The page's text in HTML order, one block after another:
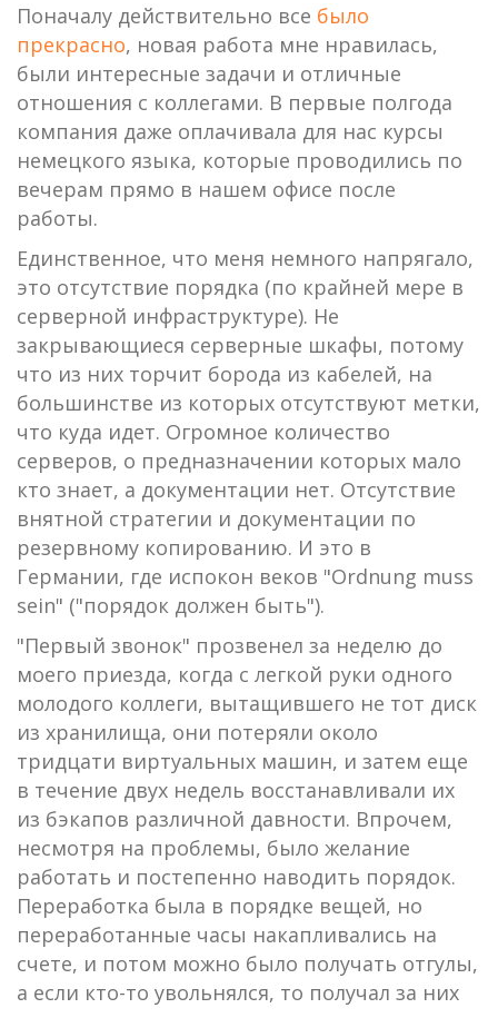
Поначалу действительно все было
прекрасно, новая работа мне нравилась,
были интересные задачи и отличные
отношения с коллегами. В первые полгода
компания даже оплачивала для нас курсы
немецкого языка, которые проводились по
вечерам прямо в нашем офисе после
работы.
Единственное, что меня немного напрягало,
это отсутствие порядка (по крайней мере в
серверной инфраструктуре). Не
закрывающиеся серверные шкафы, потому
что из них торчит борода из кабелей, на
большинстве из которых отсутствуют метки,
что куда идет. Огромное количество
серверов, о предназначении которых мало
кто знает, а документации нет. Отсутствие
внятной стратегии и документации по
резервному копированию. И это в
Германии, где испокон веков "Ordnung muss
sein" ("порядок должен быть").
"Первый звонок" прозвенел за неделю до
моего приезда, когда с легкой руки одного
молодого коллеги, вытащившего не тот диск
из хранилища, они потеряли около
тридцати виртуальных машин, и затем еще
в течение двух недель восстанавливали их
из бэкапов различной давности. Впрочем,
несмотря на проблемы, было желание
работать и постепенно наводить порядок.
Переработка была в порядке вещей, но
переработанные часы накапливались на
счете, и потом можно было получать отгулы,
а если кто-то увольнялся, то получал за них